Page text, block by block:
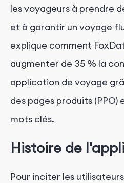
les voyageurs à prendre
et à garantir un voyage
explique comment
augmenter de 35 % la
application de voyage
des pages produits
mots clés.
Histoire de
Pour inciter les